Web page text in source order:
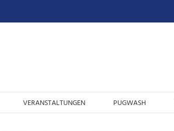
VERANSTALTUNGEN PUGWASH